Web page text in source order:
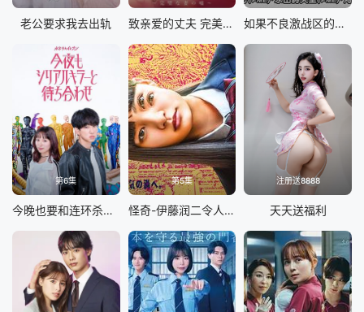
老公要求我去出轨 致亲爱的丈夫 完美妻子的谎言 如果不良激战区的四天王转生成了偶像团体
第6集
今晚也要和连环杀手约会
第5集
怪奇-伊藤润二令人彻夜难眠的奇异故事
注册送8888
天天送福利